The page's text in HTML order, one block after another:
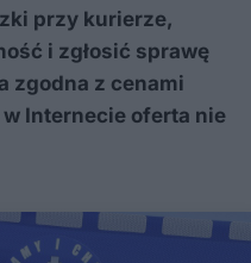
przy kurierze,
i zgłosić sprawę
zgodna z cenami
Internecie oferta nie